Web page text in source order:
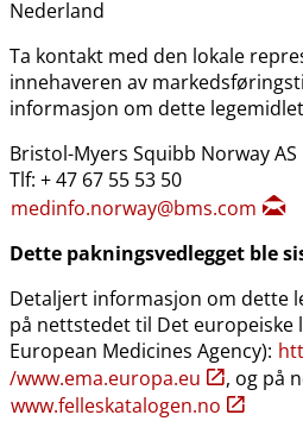
Nederland
Ta kontakt med den lokale
innehaveren av
informasjon om dette
Bristol-Myers Squibb Norway AS
Tlf: + 47 67 55 53 50
medinfo.norway@bms.com
Dette pakningsvedlegget ble
Detaljert informasjon om dette
på nettstedet til Det
European Medicines Agency):
/www.ema.europa.eu
, og på
www.felleskatalogen.no